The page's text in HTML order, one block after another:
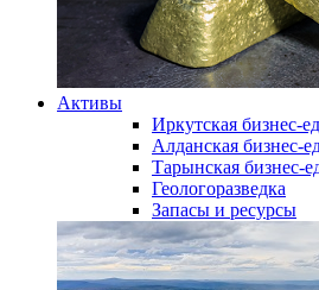
Активы
Иркутская бизнес-
Алданская бизнес-
Тарынская бизнес-
Геологоразведка
Запасы и ресурсы